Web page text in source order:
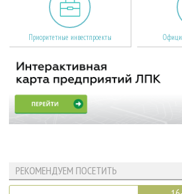
Приоритетные инвестпроекты
РЕКОМЕНДУЕМ ПОСЕТИТЬ